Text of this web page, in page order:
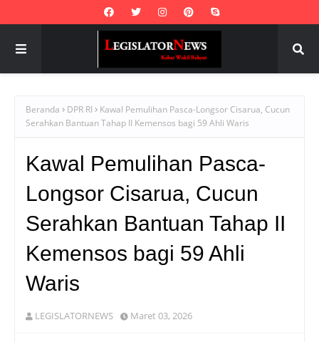
Beranda DPR RI
Kawal Pemulihan Pasca-Longsor Cisarua, Cucun
Serahkan Bantuan Tahap II Kemensos bagi 59 Ahli Waris
Kawal Pemulihan Pasca-
Longsor Cisarua, Cucun
Serahkan Bantuan Tahap II
Kemensos bagi 59 Ahli
Waris
LEGISLATORNEWS Maret 03, 2026